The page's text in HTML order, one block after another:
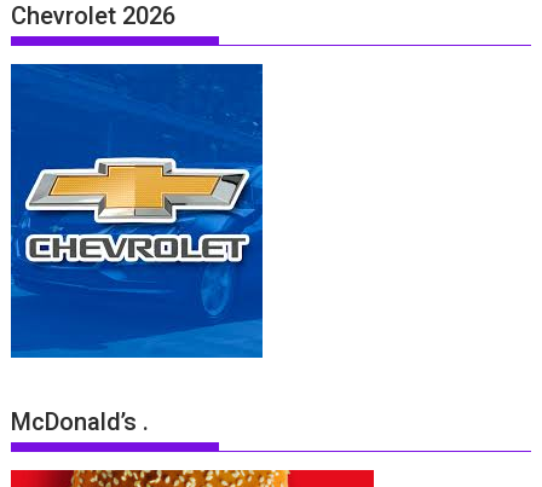
Chevrolet 2026
McDonald’s .